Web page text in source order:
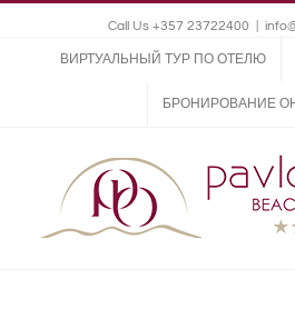
Call Us +357 23722400
ВИРТУАЛЬНЫЙ ТУР ПО ОТЕЛЮ
БРОНИРОВАНИЕ